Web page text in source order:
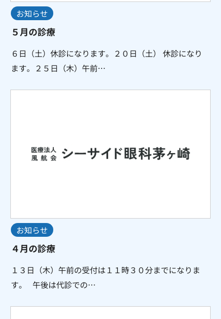
お知らせ
５月の診療
６日（土）休診になります。２０日（土） 休診になり
ます。２５日（木）午前…
お知らせ
４月の診療
１３日（木）午前の受付は１１時３０分までになりま
す。 午後は代診での…